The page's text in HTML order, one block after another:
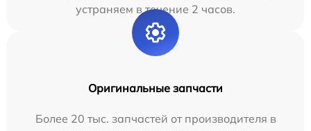
устраняем в течение 2 часов.
Оригинальные запчасти
Более 20 тыс. запчастей от производителя в